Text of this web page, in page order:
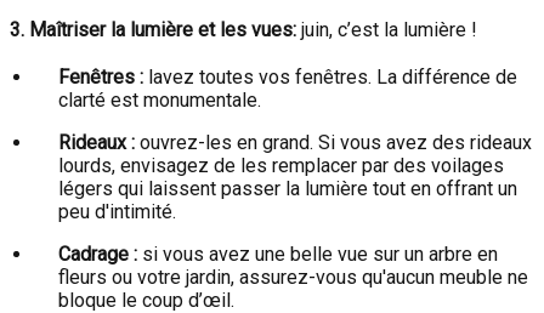
3. Maîtriser la lumière et les vues: juin, c’est la lumière !
Fenêtres : lavez toutes vos fenêtres. La différence de
clarté est monumentale.
Rideaux : ouvrez-les en grand. Si vous avez des rideaux
lourds, envisagez de les remplacer par des voilages
légers qui laissent passer la lumière tout en offrant un
peu d'intimité.
Cadrage : si vous avez une belle vue sur un arbre en
fleurs ou votre jardin, assurez-vous qu'aucun meuble ne
bloque le coup d’œil.